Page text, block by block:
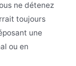
ne détenez
toujours
une
ou en